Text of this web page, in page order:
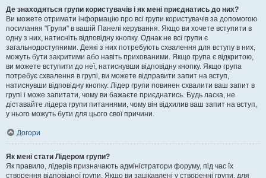
Де знаходяться групи користувачів і як мені приєднатись до них?
Ви можете отримати інформацію про всі групи користувачів за допомогою
посилання "Групи" в вашій Панелі керування. Якщо ви хочете вступити в
одну з них, натисніть відповідну кнопку. Однак не всі групи є
загальнодоступними. Деякі з них потребують схвалення для вступу в них,
можуть бути закритими або навіть прихованими. Якщо група є відкритою,
ви можете вступити до неї, натиснувши відповідну кнопку. Якщо група
потребує схвалення в групі, ви можете відправити запит на вступ,
натиснувши відповідну кнопку. Лідер групи повинен схвалити ваш запит в
групі і може запитати, чому ви бажаєте приєднатись. Будь ласка, не
діставайте лідера групи питаннями, чому він відхилив ваш запит на вступ,
у нього можуть бути для цього свої причини.
Догори
Як мені стати Лідером групи?
Як правило, лідерів призначають адміністратори форуму, під час їх
створення відповідної групи. Якщо ви зацікавлені у створенні групи, для